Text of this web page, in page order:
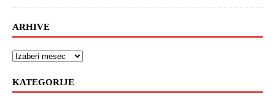
ARHIVE
KATEGORIJE